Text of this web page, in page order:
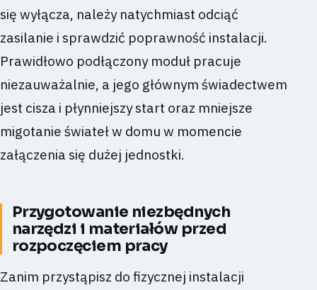
się wyłącza, należy natychmiast odciąć
zasilanie i sprawdzić poprawność instalacji.
Prawidłowo podłączony moduł pracuje
niezauważalnie, a jego głównym świadectwem
jest cisza i płynniejszy start oraz mniejsze
migotanie świateł w domu w momencie
załączenia się dużej jednostki.
Przygotowanie niezbędnych
narzędzi i materiałów przed
rozpoczęciem pracy
Zanim przystąpisz do fizycznej instalacji